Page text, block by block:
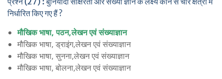
निर्धारित किए गए हैं ?
मौखिक भाषा, पठन,लेखन एवं संख्याज्ञान
मौखिक भाषा, ड्राइंग,लेखन एवं संख्याज्ञान
मौखिक भाषा, सुनना,लेखन एवं संख्याज्ञान
मौखिक भाषा, बोलना,लेखन एवं संख्याज्ञान